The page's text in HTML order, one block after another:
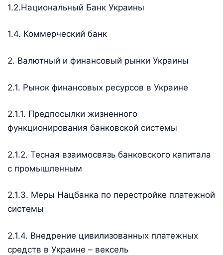
1.2.Национальный Банк Украины
1.4. Коммерческий банк
2. Валютный и финансовый рынки Украины
2.1. Рынок финансовых ресурсов в Украине
2.1.1. Предпосылки жизненного
функционирования банковской системы
2.1.2. Тесная взаимосвязь банковского капитала
с промышленным
2.1.3. Меры Нацбанка по перестройке платежной
системы
2.1.4. Внедрение цивилизованных платежных
средств в Украине – вексель